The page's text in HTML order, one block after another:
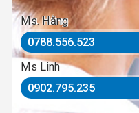
Ms. Hằng
0788.556.523
Ms Linh
0902.795.235